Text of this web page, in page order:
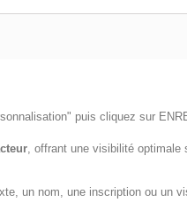
puis cliquez sur
, offrant une visibilité optimale
un nom, une inscription ou un